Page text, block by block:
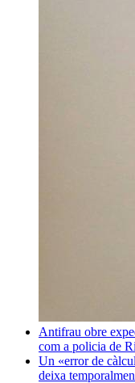
Antifrau obre
com a policia de
Un «error de
deixa